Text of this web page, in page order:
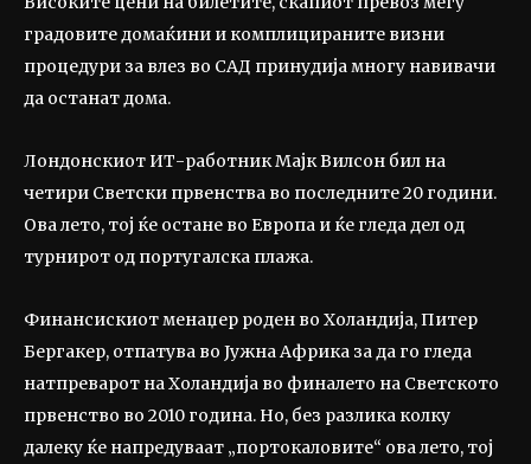
градовите домаќини и комплицираните визни
процедури за влез во САД принудија многу навивачи
да останат дома.
Лондонскиот ИТ-работник Мајк Вилсон бил на
четири Светски првенства во последните 20 години.
Ова лето, тој ќе остане во Европа и ќе гледа дел од
турнирот од португалска плажа.
Финансискиот менаџер роден во Холандија, Питер
Бергакер, отпатува во Јужна Африка за да го гледа
натпреварот на Холандија во финалето на Светското
првенство во 2010 година. Но, без разлика колку
далеку ќе напредуваат „портокаловите“ ова лето, тој